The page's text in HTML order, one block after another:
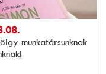
munkatársunknak